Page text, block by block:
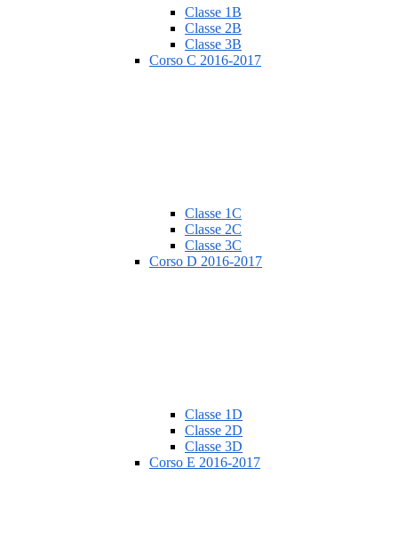
Classe 1B
Classe 2B
Classe 3B
Corso C 2016-2017
Classe 1C
Classe 2C
Classe 3C
Corso D 2016-2017
Classe 1D
Classe 2D
Classe 3D
Corso E 2016-2017